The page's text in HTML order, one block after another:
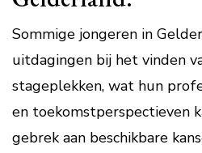
Sommige jongeren in
uitdagingen bij het vinden
stageplekken, wat hun
en toekomstperspectieven
gebrek aan beschikbare